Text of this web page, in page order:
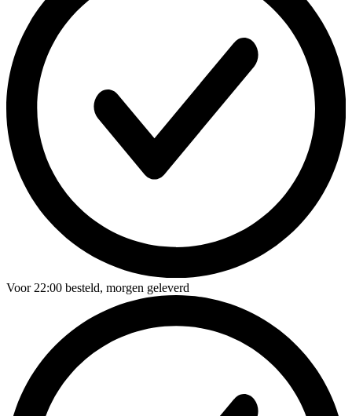
Voor22:00 besteld, morgen geleverd